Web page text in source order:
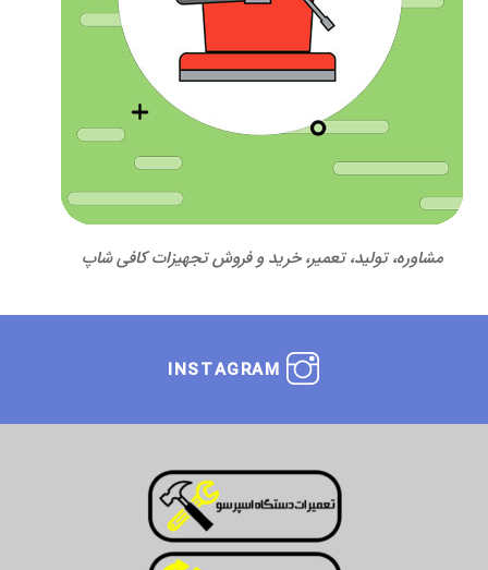
مشاوره، تولید، تعمیر، خرید و فروش تجهیزات کافی شاپ
INSTAGRAM